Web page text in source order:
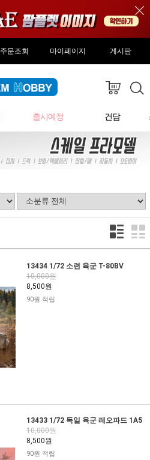
주문조회 마이페이지 게시판
출시예정 건담
13434 1/72 소련 육군 T-80BV
10,000원
8,500원
90원 적립
13433 1/72 독일 육군 레오파드 1A5
10,000원
8,500원
90원 적립